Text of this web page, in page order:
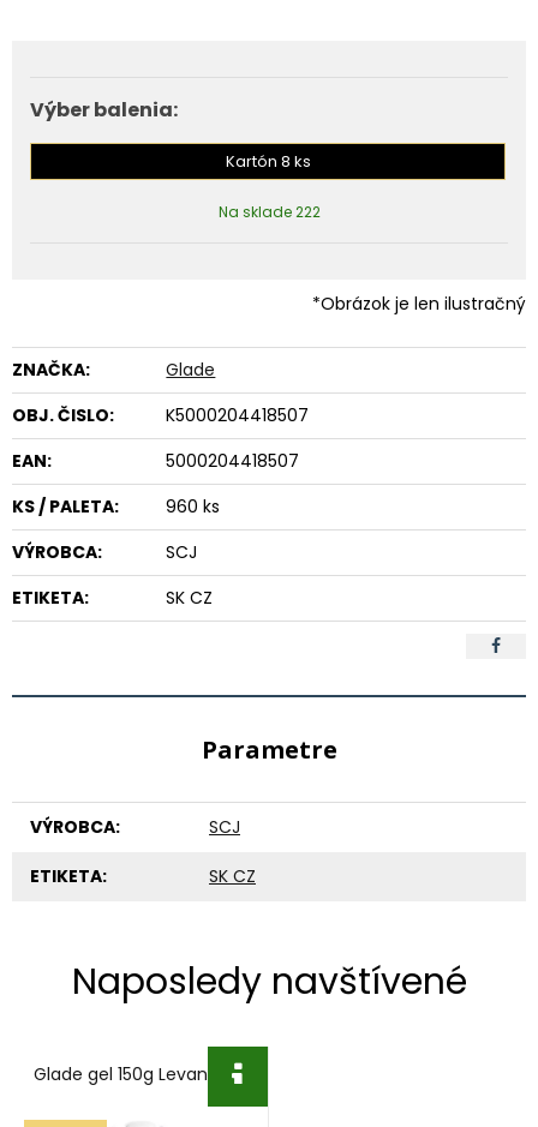
Výber balenia:
Kartón 8 ks
Na sklade 222
*Obrázok je len ilustračný
ZNAČKA:
Glade
OBJ. ČISLO:
K5000204418507
EAN:
5000204418507
KS / PALETA:
960 ks
VÝROBCA:
SCJ
ETIKETA:
SK CZ
Parametre
VÝROBCA: SCJ
ETIKETA: SK CZ
Naposledy navštívené
Glade gel 150g Levanduľa